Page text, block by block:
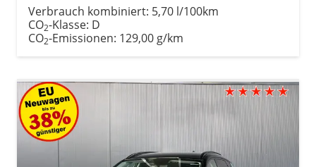
Verbrauch kombiniert: 5,70 l/100km
CO2-Klasse: D
CO2-Emissionen: 129,00 g/km